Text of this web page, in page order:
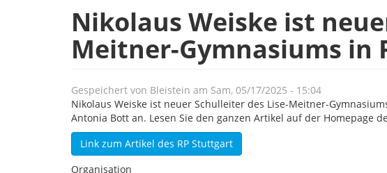
Nikolaus Weiske ist
Meitner-Gymnasiums in
Gespeichert von Bleistein am Sam, 05/17/2025 - 15:04
Nikolaus Weiske ist neuer Schulleiter des Lise-Meitner-
Antonia Bott an. Lesen Sie den ganzen Artikel auf der Homepage
Link zum Artikel des RP Stuttgart
Organisation